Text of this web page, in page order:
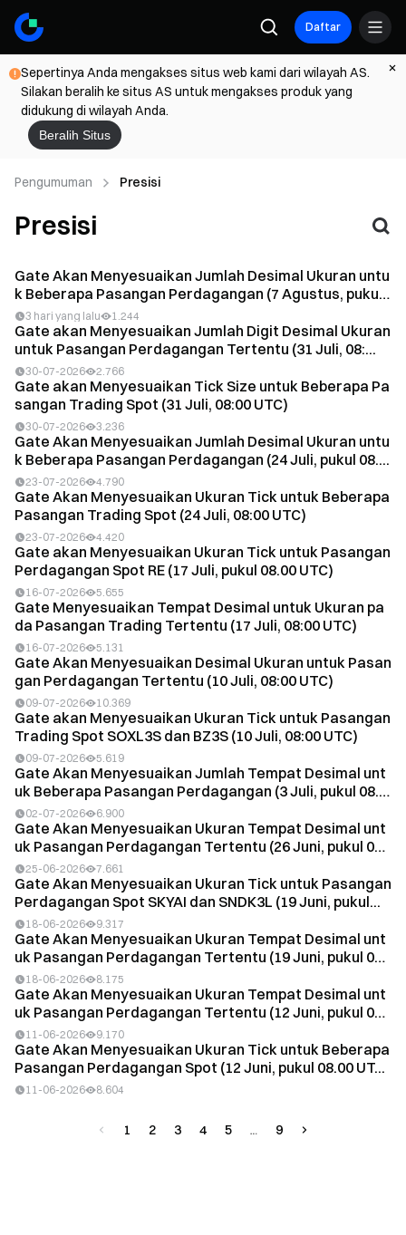
Daftar
Sepertinya Anda mengakses situs web kami dari wilayah AS.
Silakan beralih ke situs AS untuk mengakses produk yang
didukung di wilayah Anda.
Beralih Situs
Pengumuman Presisi
Presisi
Gate Akan Menyesuaikan Jumlah Desimal Ukuran untu
k Beberapa Pasangan Perdagangan (7 Agustus, pukul
0...3 hari yang lalu 1.244
Gate akan Menyesuaikan Jumlah Digit Desimal Ukuran
untuk Pasangan Perdagangan Tertentu (31 Juli, 08:...
30-07-2026 2.766
Gate akan Menyesuaikan Tick Size untuk Beberapa Pa
sangan Trading Spot (31 Juli, 08:00 UTC)
30-07-2026 3.236
Gate Akan Menyesuaikan Jumlah Desimal Ukuran untu
k Beberapa Pasangan Perdagangan (24 Juli, pukul 08....
23-07-2026 4.790
Gate Akan Menyesuaikan Ukuran Tick untuk Beberapa
Pasangan Trading Spot (24 Juli, 08:00 UTC)
23-07-2026 4.420
Gate akan Menyesuaikan Ukuran Tick untuk Pasangan
Perdagangan Spot RE (17 Juli, pukul 08.00 UTC)
16-07-2026 5.655
Gate Menyesuaikan Tempat Desimal untuk Ukuran pa
da Pasangan Trading Tertentu (17 Juli, 08:00 UTC)
16-07-2026 5.131
Gate Akan Menyesuaikan Desimal Ukuran untuk Pasan
gan Perdagangan Tertentu (10 Juli, 08:00 UTC)
09-07-2026 10.369
Gate akan Menyesuaikan Ukuran Tick untuk Pasangan
Trading Spot SOXL3S dan BZ3S (10 Juli, 08:00 UTC)
09-07-2026 5.619
Gate Akan Menyesuaikan Jumlah Tempat Desimal unt
uk Beberapa Pasangan Perdagangan (3 Juli, pukul 08.
0...02-07-2026 6.900
Gate Akan Menyesuaikan Ukuran Tempat Desimal unt
uk Pasangan Perdagangan Tertentu (26 Juni, pukul 0
8....25-06-2026 7.661
Gate Akan Menyesuaikan Ukuran Tick untuk Pasangan
Perdagangan Spot SKYAI dan SNDK3L (19 Juni, pukul...
18-06-2026 9.317
Gate Akan Menyesuaikan Ukuran Tempat Desimal unt
uk Pasangan Perdagangan Tertentu (19 Juni, pukul 0
8....18-06-2026 8.175
Gate Akan Menyesuaikan Ukuran Tempat Desimal unt
uk Pasangan Perdagangan Tertentu (12 Juni, pukul 0
8....11-06-2026 9.170
Gate Akan Menyesuaikan Ukuran Tick untuk Beberapa
Pasangan Perdagangan Spot (12 Juni, pukul 08.00 UT...
11-06-2026 8.604
1 2 3 4 5 9